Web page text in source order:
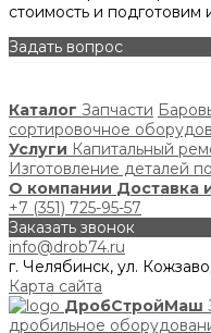
стоимость и
Задать вопрос
Каталог Запчасти
сортировочное
Услуги Капитальный
Изготовление деталей
О компании Доставка
+7 (351) 725-95-57
Заказать звонок
info@drob74.ru
г. Челябинск, ул.
Карта сайта
ДробСтройМаш
дробильное